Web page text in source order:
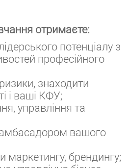
отримаєте:
потенціалу з
професійного
знаходити
і ваші КФУ;
управління та
вашого
маркетингу, брендингу;